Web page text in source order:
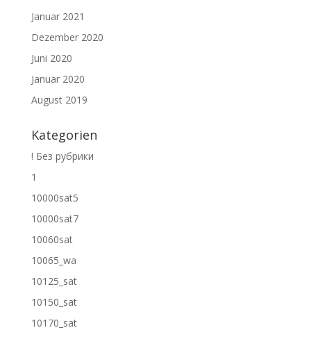
Januar 2021
Dezember 2020
Juni 2020
Januar 2020
August 2019
Kategorien
! Без рубрики
1
10000sat5
10000sat7
10060sat
10065_wa
10125_sat
10150_sat
10170_sat